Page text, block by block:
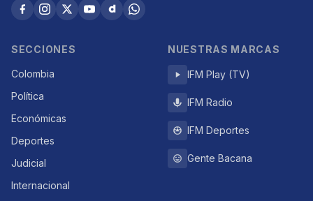
SECCIONES
Colombia
Política
Económicas
Deportes
Judicial
Internacional
NUESTRAS MARCAS
IFM Play (TV)
IFM Radio
IFM Deportes
Gente Bacana